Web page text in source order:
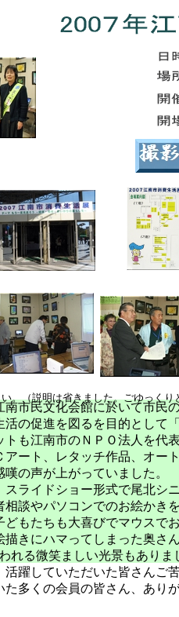
。（説明は省きました。ごゆっく
南市民文化会館に於いて市民
活の促進を図るを目的として
トも江南市のＮＰＯ法人を代
アート、レタッチ作品、オー
の声が上がっていました。
スライドショー形式で尾北シ
相談やパソコンでのお絵かき
どもたちも大喜びでマウスで
描きにハマってしまった奥さ
れる微笑ましい光景もありま
活躍していただいた皆さんご
た多くの会員の皆さん、あ